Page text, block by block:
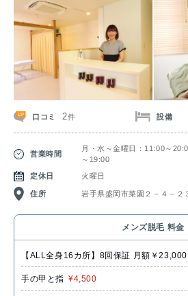
口コミ 2件 設備
営業時間
月・水～金曜日：11:00～
～19:00
定休日
火曜日
住所 岩手県盛岡市菜園２－４－
メンズ脱毛 料金
【ALL全身16カ所】8回保証 月額￥23,000
手の甲と指 ¥4,500